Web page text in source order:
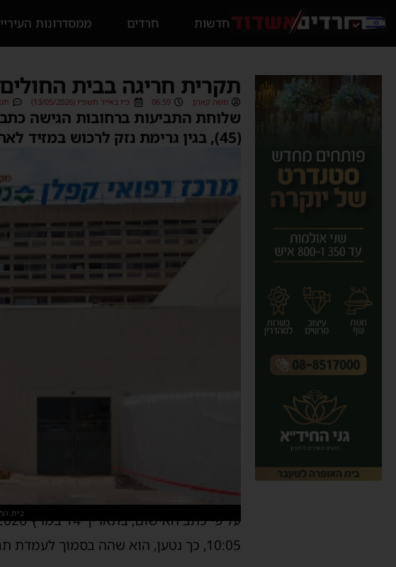
חדשות חרדים ממסדרונות
תקרית חריגה בבית
משה קאהן 06:59 כ״ו באייר תשפ״ו (13/05/2026)
שלוחת התביעות ברחובות הגישה
(45), בגין גרימת נזק לרכוש במזיד לאחר תקרית חריגה בבית החולים קפלן.
בית
10:05, כך נטען, הוא שהה בסמוך לעמדת תחנת המוניות בכניסה למקום.